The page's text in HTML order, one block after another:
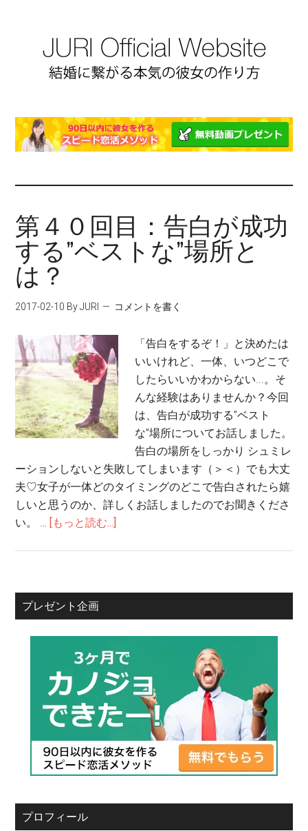
第４０回目：告白が成功
する”ベストな”場所と
は？
2017-02-10 By JURI コメントを書く
「告白をするぞ！」と決めたは
いいけれど、一体、いつどこで
したらいいかわからない...。そ
んな経験はありませんか？今回
は、告白が成功する”ベスト
な”場所についてお話しました。
告白の場所をしっかり シュミレ
ーションしないと失敗してしまいます（＞＜）でも大丈
夫♡女子が一体どのタイミングのどこで告白されたら嬉
しいと思うのか、詳しくお話しましたのでお聞きくださ
い。 … [もっと読む...]
プレゼント企画
プロフィール